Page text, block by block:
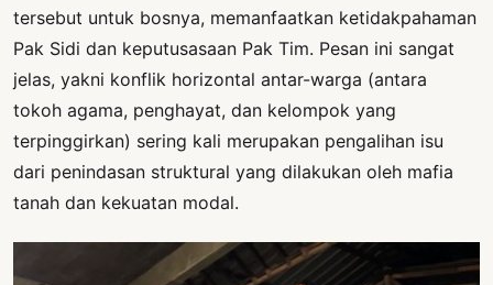
tersebut untuk bosnya, memanfaatkan ketidakpahaman
Pak Sidi dan keputusasaan Pak Tim. Pesan ini sangat
jelas, yakni konflik horizontal antar-warga (antara
tokoh agama, penghayat, dan kelompok yang
terpinggirkan) sering kali merupakan pengalihan isu
dari penindasan struktural yang dilakukan oleh mafia
tanah dan kekuatan modal.